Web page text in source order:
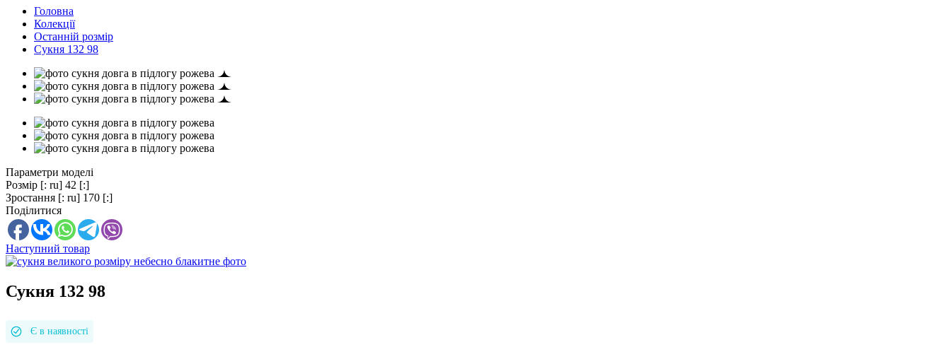
Головна
Колекції
Останній розмір
Сукня 132 98
Параметри моделі
Розмір [: ru] 42 [:]
Зростання [: ru] 170 [:]
Поділитися
Наступний товар
Сукня 132 98
Є в наявності